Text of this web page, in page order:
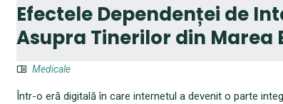
Efectele Dependenței de
Asupra Tinerilor din Marea
Medicale
Într-o eră digitală în care internetul a devenit o parte